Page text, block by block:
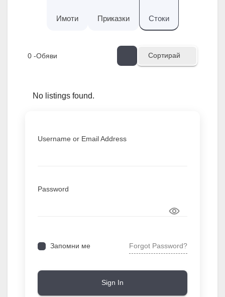
Имоти Приказки Стоки
0 -Обяви Сортирай
No listings found.
Username or Email Address
Password
Запомни ме Forgot Password?
Sign In